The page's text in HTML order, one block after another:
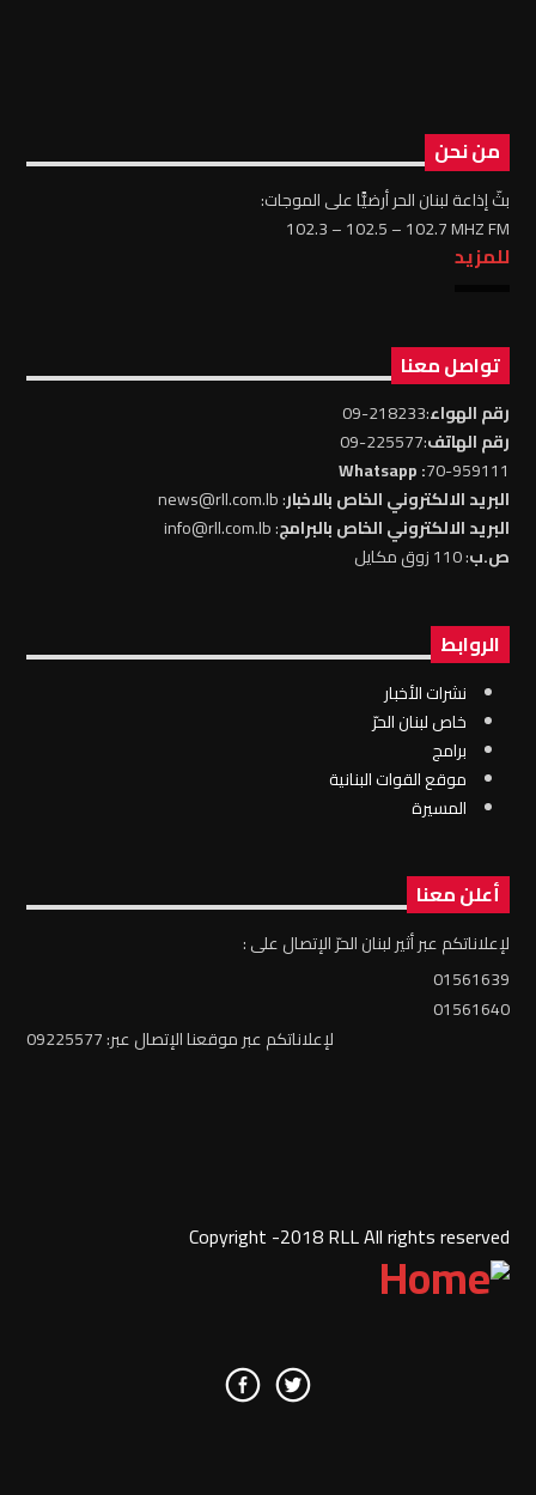
من نحن
بثّ إذاعة لبنان الحر أرضيًّا على الموجات:
102.3 – 102.5 – 102.7 MHZ FM
للمزيد
تواصل معنا
رقم الهواء:218233-09
رقم الهاتف:225577-09
70-959111
: Whatsapp
البريد الالكتروني الخاص بالاخبار: news@rll.com.lb
البريد الالكتروني الخاص بالبرامج: info@rll.com.lb
ص.ب: 110 زوق مكايل
الروابط
نشرات الأخبار
خاص لبنان الحرّ
برامج
موقع القوات البنانية
المسيرة
أعلن معنا
لإعلاناتكم عبر أثير لبنان الحرّ الإتصال على :
01561639
01561640
لإعلاناتكم عبر موقعنا الإتصال عبر: 09225577
Copyright -2018 RLL All rights reserved